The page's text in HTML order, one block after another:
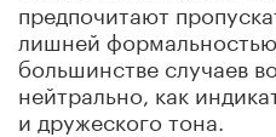
предпочитают
лишней
большинстве случаев
нейтрально, как
и дружеского тона.